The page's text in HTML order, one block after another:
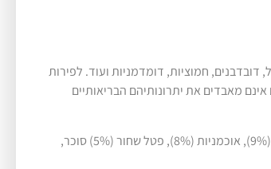
דובדבנים, חמוציות, דומדמניות ועוד. לפירות
מאבדים את יתרונותיהם הבריאותיים
יער (50%): תות שדה (17%), פטל אדום (11%), דובדבן (9%), אוכמניות (8%), פטל שחור (5%) סוכר,